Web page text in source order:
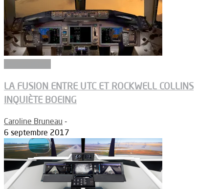
LA FUSION ENTRE UTC ET ROCKWELL COLLINS
INQUIÈTE BOEING
Caroline Bruneau -
6 septembre 2017